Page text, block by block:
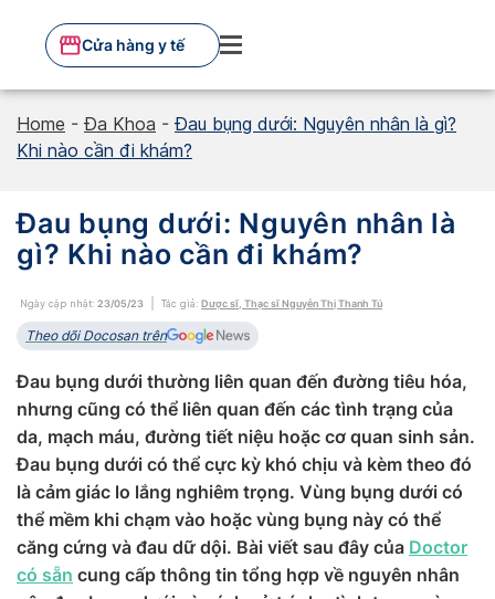
content
Cửa hàng y tế
Home - Đa Khoa - Đau bụng dưới: Nguyên nhân là gì?
Khi nào cần đi khám?
Đau bụng dưới: Nguyên nhân là
gì? Khi nào cần đi khám?
Ngày cập nhật: 23/05/23 Tác giả: Dược sĩ, Thạc sĩ Nguyễn Thị Thanh Tú
Theo dõi Docosan trên
Đau bụng dưới thường liên quan đến đường tiêu hóa,
nhưng cũng có thể liên quan đến các tình trạng của
da, mạch máu, đường tiết niệu hoặc cơ quan sinh sản.
Đau bụng dưới có thể cực kỳ khó chịu và kèm theo đó
là cảm giác lo lắng nghiêm trọng. Vùng bụng dưới có
thể mềm khi chạm vào hoặc vùng bụng này có thể
căng cứng và đau dữ dội. Bài viết sau đây của Doctor
có sẵn cung cấp thông tin tổng hợp về nguyên nhân